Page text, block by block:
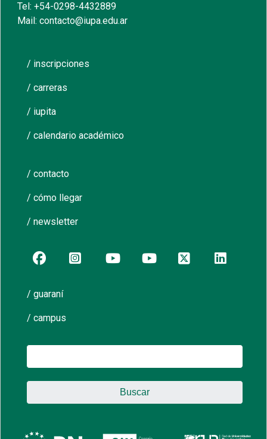
Tel: +54-0298-4432889
Mail: contacto@iupa.edu.ar
/ inscripciones
/ carreras
/ iupita
/ calendario académico
/ contacto
/ cómo llegar
/ newsletter
/ guaraní
/ campus
Buscar: